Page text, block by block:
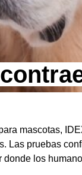
mascotas,
Las pruebas
los